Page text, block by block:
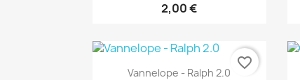
2,00 €
Aperçu rapide
Vannelope - Ralph 2.0
favorite_border